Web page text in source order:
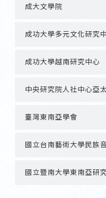
成大文學院
成功大學多元文化研究
成功大學越南研究中心
中央研究院人社中心亞
臺灣東南亞學會
國立台南藝術大學民族
國立暨南大學東南亞研